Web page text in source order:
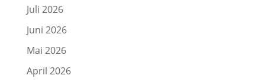
Juli 2026
Juni 2026
Mai 2026
April 2026